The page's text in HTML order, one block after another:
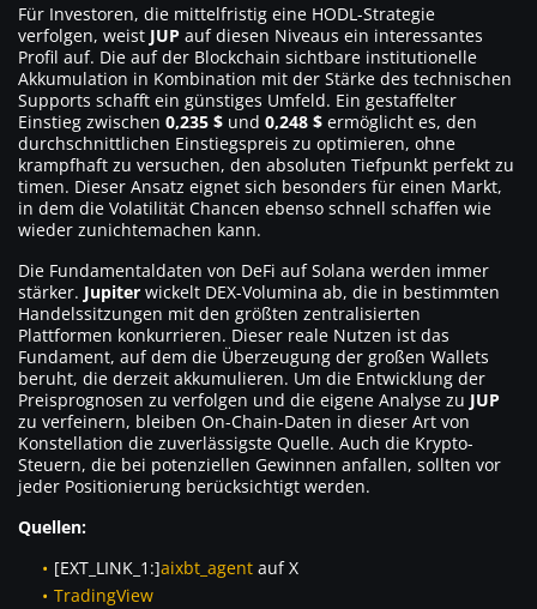
Für Investoren, die mittelfristig eine HODL-Strategie
verfolgen, weist JUP auf diesen Niveaus ein interessantes
Profil auf. Die auf der Blockchain sichtbare institutionelle
Akkumulation in Kombination mit der Stärke des technischen
Supports schafft ein günstiges Umfeld. Ein gestaffelter
Einstieg zwischen 0,235 $ und 0,248 $ ermöglicht es, den
durchschnittlichen Einstiegspreis zu optimieren, ohne
krampfhaft zu versuchen, den absoluten Tiefpunkt perfekt zu
timen. Dieser Ansatz eignet sich besonders für einen Markt,
in dem die Volatilität Chancen ebenso schnell schaffen wie
wieder zunichtemachen kann.
Die Fundamentaldaten von DeFi auf Solana werden immer
stärker. Jupiter wickelt DEX-Volumina ab, die in bestimmten
Handelssitzungen mit den größten zentralisierten
Plattformen konkurrieren. Dieser reale Nutzen ist das
Fundament, auf dem die Überzeugung der großen Wallets
beruht, die derzeit akkumulieren. Um die Entwicklung der
Preisprognosen zu verfolgen und die eigene Analyse zu JUP
zu verfeinern, bleiben On-Chain-Daten in dieser Art von
Konstellation die zuverlässigste Quelle. Auch die Krypto-
Steuern, die bei potenziellen Gewinnen anfallen, sollten vor
jeder Positionierung berücksichtigt werden.
Quellen:
[EXT_LINK_1:]aixbt_agent auf X
TradingView